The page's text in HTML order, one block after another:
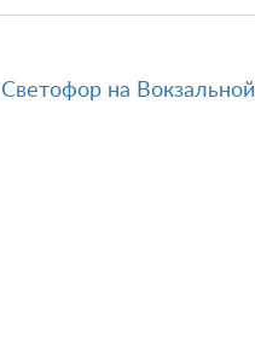
Светофор на Вокзальной